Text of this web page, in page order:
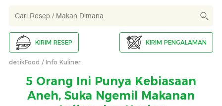
KIRIM RESEP KIRIM PENGALAMAN
detikFood Info Kuliner
5 Orang Ini Punya Kebiasaan
Aneh, Suka Ngemil Makanan